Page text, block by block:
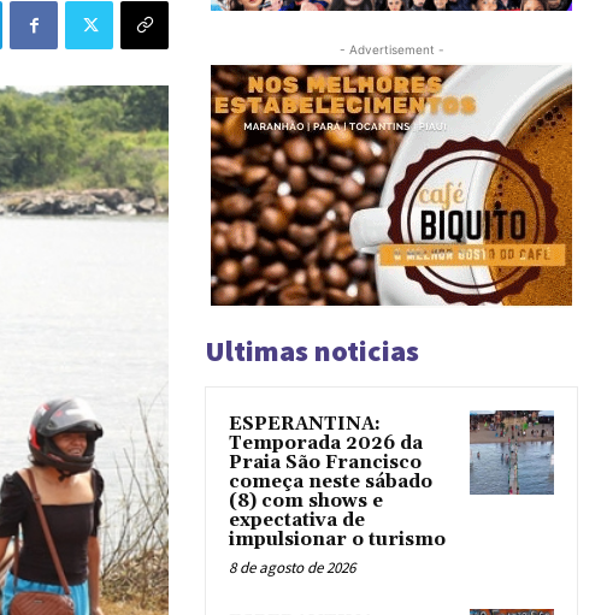
- Advertisement -
Ultimas noticias
ESPERANTINA:
Temporada 2026 da
Praia São Francisco
começa neste sábado
(8) com shows e
expectativa de
impulsionar o turismo
8 de agosto de 2026